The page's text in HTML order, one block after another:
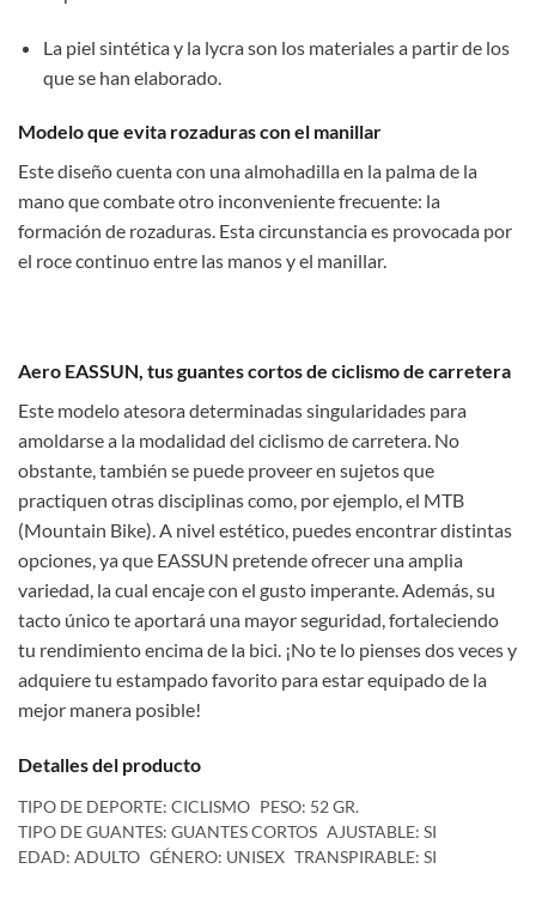
La piel sintética y la lycra son los materiales a partir de los
que se han elaborado.
Modelo que evita rozaduras con el manillar
Este diseño cuenta con una almohadilla en la palma de la
mano que combate otro inconveniente frecuente: la
formación de rozaduras. Esta circunstancia es provocada por
el roce continuo entre las manos y el manillar.
Aero EASSUN, tus guantes cortos de ciclismo de carretera
Este modelo atesora determinadas singularidades para
amoldarse a la modalidad del ciclismo de carretera. No
obstante, también se puede proveer en sujetos que
practiquen otras disciplinas como, por ejemplo, el MTB
(Mountain Bike). A nivel estético, puedes encontrar distintas
opciones, ya que EASSUN pretende ofrecer una amplia
variedad, la cual encaje con el gusto imperante. Además, su
tacto único te aportará una mayor seguridad, fortaleciendo
tu rendimiento encima de la bici. ¡No te lo pienses dos veces y
adquiere tu estampado favorito para estar equipado de la
mejor manera posible!
Detalles del producto
TIPO DE DEPORTE: CICLISMO PESO: 52 GR.
TIPO DE GUANTES: GUANTES CORTOS AJUSTABLE: SI
EDAD: ADULTO GÉNERO: UNISEX TRANSPIRABLE: SI